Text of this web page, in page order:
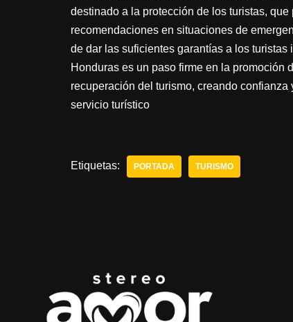
destinado a la protección de los turistas,
recomendaciones en situaciones de
de dar las suficientes garantías a los
Honduras es un paso firme en la promoción
recuperación del turismo, creando
servicio turístico
Etiquetas: PORTADA TURISMO